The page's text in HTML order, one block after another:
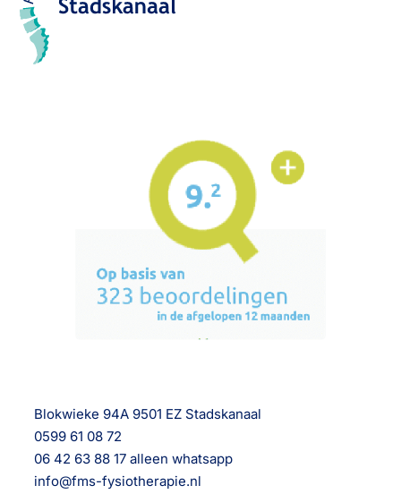
Blokwieke 94A 9501 EZ Stadskanaal
0599 61 08 72
06 42 63 88 17 alleen whatsapp
info@fms-fysiotherapie.nl